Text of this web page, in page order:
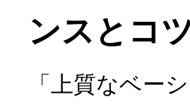
ンスとコ
「上質なベー